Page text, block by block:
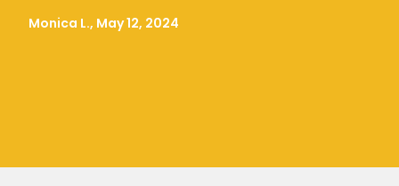
Monica L., May 12, 2024